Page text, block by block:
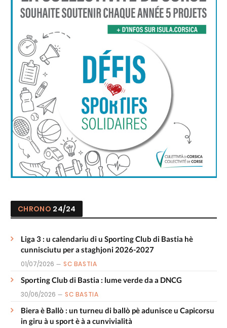
CHRONO 24/24
Liga 3 : u calendariu di u Sporting Club di Bastia hè
cunnisciutu per a staghjoni 2026-2027
01/07/2026 SC BASTIA
Sporting Club di Bastia : lume verde da a DNCG
30/06/2026 SC BASTIA
Biera è Ballò : un turneu di ballò pè adunisce u Capicorsu
in giru à u sport è à a cunvivialità